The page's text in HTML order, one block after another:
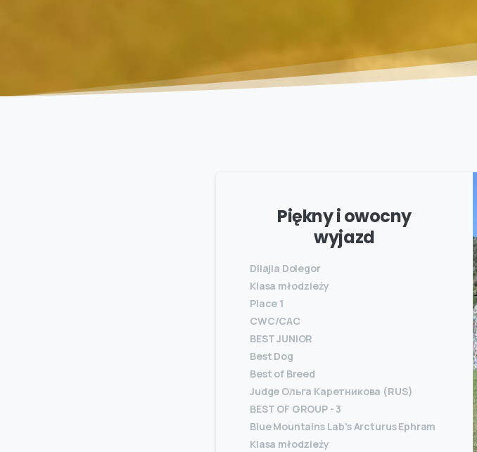
Piękny i owocny
wyjazd
Dilajla Dolegor
Klasa młodzieży
Place 1
CWC/CAC
BEST JUNIOR
Best Dog
Best of Breed
Judge Oльга Kаретникова (RUS)
BEST OF GROUP - 3
Blue Mountains Lab's Arcturus Ephram
Klasa młodzieży